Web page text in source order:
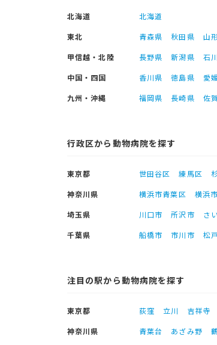
北海道
北海道
東北
青森県 秋田県 山
甲信越・北陸
長野県 新潟県 石
中国・四国
香川県 徳島県 愛
九州・沖縄
福岡県 長崎県 佐
行政区から動物病院を探す
東京都 世田谷区 練馬区
神奈川県
横浜市青葉区 横浜
埼玉県
川口市 所沢市 さ
千葉県
船橋市 市川市 松
注目の駅から動物病院を探す
東京都 荻窪 立川 吉祥寺
神奈川県
青葉台 あざみ野